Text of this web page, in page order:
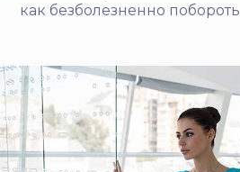
как безболезненно